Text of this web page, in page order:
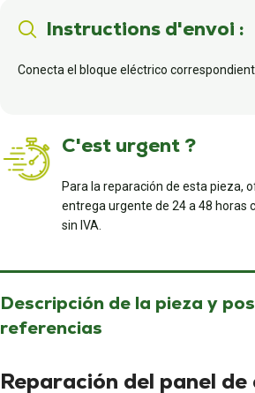
Instructions d'envoi :
Conecta el bloque eléctrico
C'est urgent ?
Para la reparación de esta pieza,
entrega urgente de 24 a 48 horas
sin IVA.
Descripción de la pieza y
referencias
Reparación del panel